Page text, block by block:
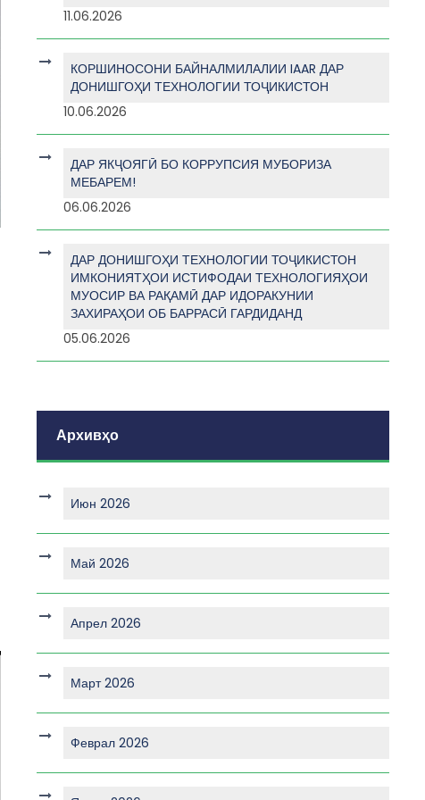
11.06.2026
КОРШИНОСОНИ БАЙНАЛМИЛАЛИИ IAAR ДАР
ДОНИШГОҲИ ТЕХНОЛОГИИ ТОҶИКИСТОН
10.06.2026
ДАР ЯКҶОЯГӢ БО КОРРУПСИЯ МУБОРИЗА
МЕБАРЕМ!
06.06.2026
ДАР ДОНИШГОҲИ ТЕХНОЛОГИИ ТОҶИКИСТОН
ИМКОНИЯТҲОИ ИСТИФОДАИ ТЕХНОЛОГИЯҲОИ
МУОСИР ВА РАҚАМӢ ДАР ИДОРАКУНИИ
ЗАХИРАҲОИ ОБ БАРРАСӢ ГАРДИДАНД
05.06.2026
Архивҳо
Июн 2026
Май 2026
Апрел 2026
Март 2026
Феврал 2026